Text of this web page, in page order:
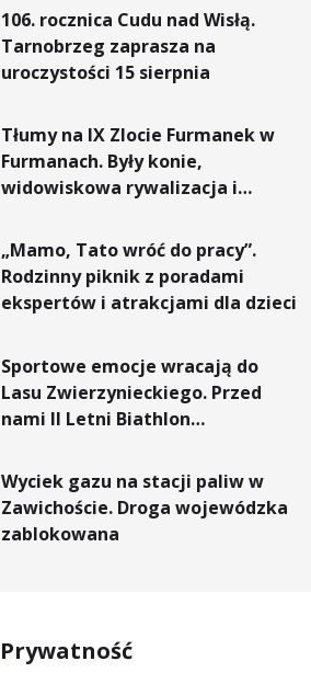
106. rocznica Cudu nad Wisłą.
Tarnobrzeg zaprasza na
uroczystości 15 sierpnia
Tłumy na IX Zlocie Furmanek w
Furmanach. Były konie,
widowiskowa rywalizacja i
„Mamo, Tato wróć do pracy”.
Rodzinny piknik z poradami
ekspertów i atrakcjami dla dzieci
Sportowe emocje wracają do
Lasu Zwierzynieckiego. Przed
nami II Letni Biathlon
Wyciek gazu na stacji paliw w
Zawichoście. Droga wojewódzka
zablokowana
Prywatność